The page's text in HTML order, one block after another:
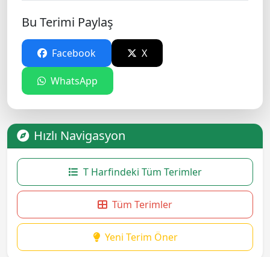
Bu Terimi Paylaş
Facebook X
WhatsApp
Hızlı Navigasyon
T Harfindeki Tüm Terimler
Tüm Terimler
Yeni Terim Öner